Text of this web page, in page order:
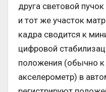
друга световой
и тот же участок
кадра сводится к
цифровой
положения (обычно к
акселерометр) в